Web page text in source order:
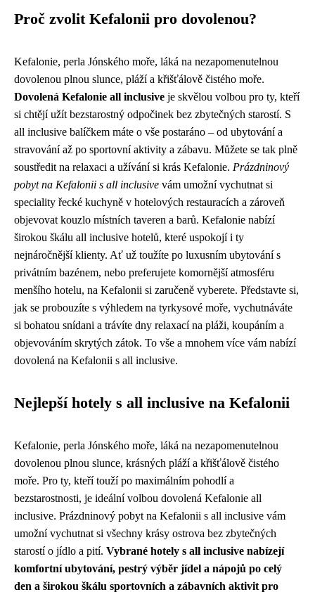
Proč zvolit Kefalonii pro dovolenou?
Kefalonie, perla Jónského moře, láká na nezapomenutelnou
dovolenou plnou slunce, pláží a křišťálově čistého moře.
Dovolená Kefalonie all inclusive je skvělou volbou pro ty, kteří
si chtějí užít bezstarostný odpočinek bez zbytečných starostí. S
all inclusive balíčkem máte o vše postaráno – od ubytování a
stravování až po sportovní aktivity a zábavu. Můžete se tak plně
soustředit na relaxaci a užívání si krás Kefalonie. Prázdninový
pobyt na Kefalonii s all inclusive vám umožní vychutnat si
speciality řecké kuchyně v hotelových restauracích a zároveň
objevovat kouzlo místních taveren a barů. Kefalonie nabízí
širokou škálu all inclusive hotelů, které uspokojí i ty
nejnáročnější klienty. Ať už toužíte po luxusním ubytování s
privátním bazénem, nebo preferujete komornější atmosféru
menšího hotelu, na Kefalonii si zaručeně vyberete. Představte si,
jak se probouzíte s výhledem na tyrkysové moře, vychutnáváte
si bohatou snídani a trávíte dny relaxací na pláži, koupáním a
objevováním skrytých zátok. To vše a mnohem více vám nabízí
dovolená na Kefalonii s all inclusive.
Nejlepší hotely s all inclusive na Kefalonii
Kefalonie, perla Jónského moře, láká na nezapomenutelnou
dovolenou plnou slunce, krásných pláží a křišťálově čistého
moře. Pro ty, kteří touží po maximálním pohodlí a
bezstarostnosti, je ideální volbou dovolená Kefalonie all
inclusive. Prázdninový pobyt na Kefalonii s all inclusive vám
umožní vychutnat si všechny krásy ostrova bez zbytečných
starostí o jídlo a pití. Vybrané hotely s all inclusive nabízejí
komfortní ubytování, pestrý výběr jídel a nápojů po celý
den a širokou škálu sportovních a zábavních aktivit pro